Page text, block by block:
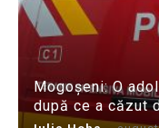
Mogoșeni: O
după ce a căzut